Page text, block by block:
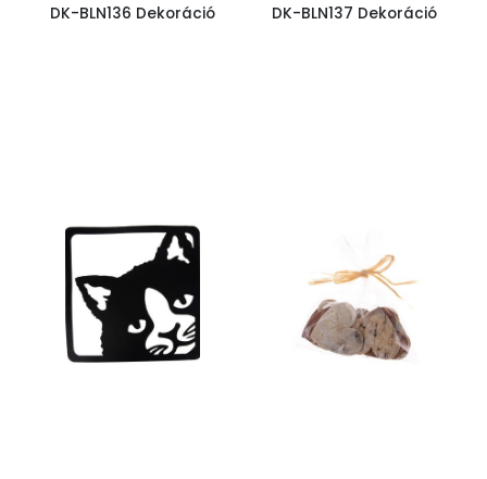
DK-BLN136 Dekoráció DK-BLN137 Dekoráció